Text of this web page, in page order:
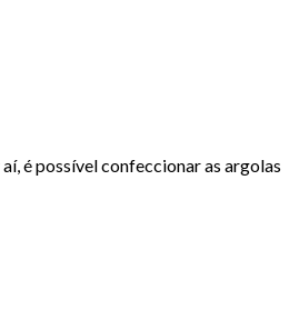
é possível confeccionar as argolas